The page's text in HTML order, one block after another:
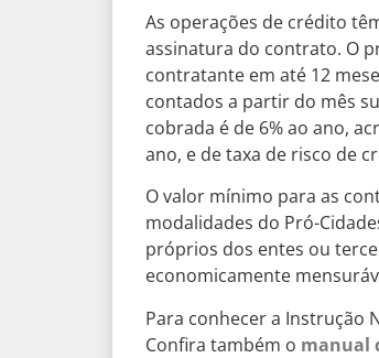
As operações de crédito
assinatura do contrato. O
contratante em até 12
contados a partir do mês
cobrada é de 6% ao ano,
ano, e de taxa de risco de
O valor mínimo para as
modalidades do Pró-
próprios dos entes ou
economicamente
Para conhecer a Instrução
Confira também o manual